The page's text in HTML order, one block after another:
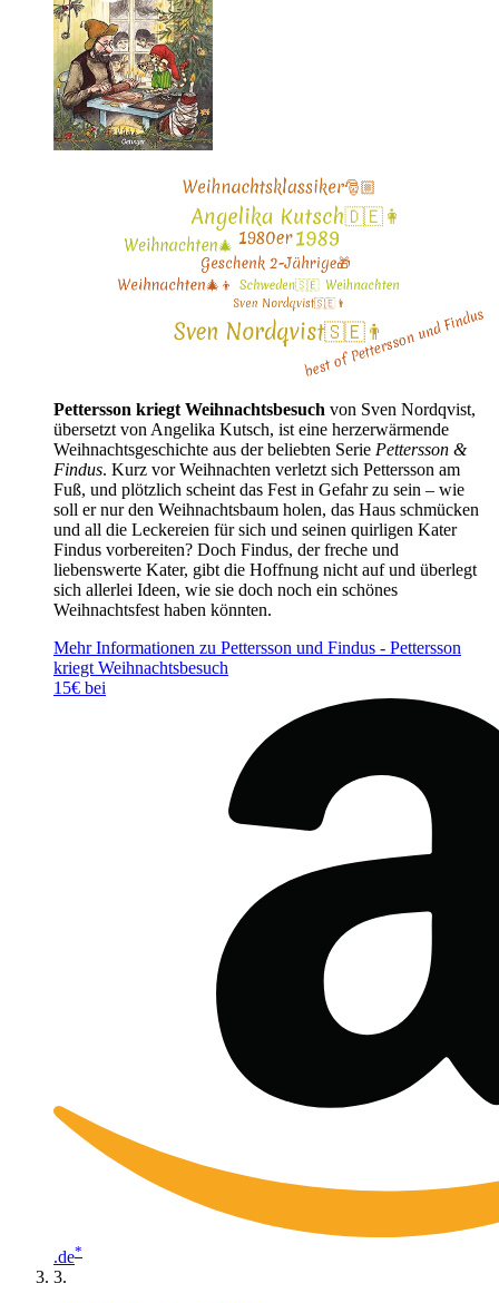
Pettersson kriegt Weihnachtsbesuch von Sven Nordqvist,
übersetzt von Angelika Kutsch, ist eine herzerwärmende
Weihnachtsgeschichte aus der beliebten Serie Pettersson &
Findus. Kurz vor Weihnachten verletzt sich Pettersson am
Fuß, und plötzlich scheint das Fest in Gefahr zu sein – wie
soll er nur den Weihnachtsbaum holen, das Haus schmücken
und all die Leckereien für sich und seinen quirligen Kater
Findus vorbereiten? Doch Findus, der freche und
liebenswerte Kater, gibt die Hoffnung nicht auf und überlegt
sich allerlei Ideen, wie sie doch noch ein schönes
Weihnachtsfest haben könnten.
Mehr Informationen zu Pettersson und Findus - Pettersson
kriegt Weihnachtsbesuch
15€ bei
.de*